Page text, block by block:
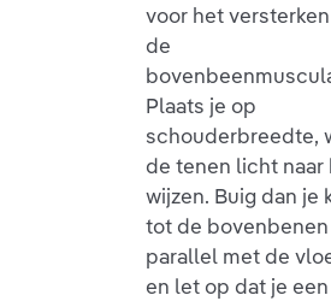
voor het
de
Plaats je op
schouderbreedte,
de tenen licht naar
wijzen. Buig dan je
tot de bovenbenen
parallel met de
en let op dat je een